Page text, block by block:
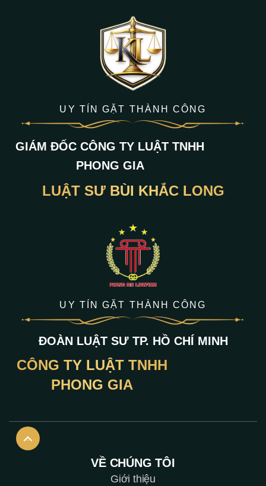
UY TÍN GẶT THÀNH CÔNG
GIÁM ĐỐC CÔNG TY LUẬT TNHH
PHONG GIA
LUẬT SƯ BÙI KHẮC LONG
UY TÍN GẶT THÀNH CÔNG
ĐOÀN LUẬT SƯ TP. HỒ CHÍ MINH
CÔNG TY LUẬT TNHH
PHONG GIA
VỀ CHÚNG TÔI
Giới thiệu